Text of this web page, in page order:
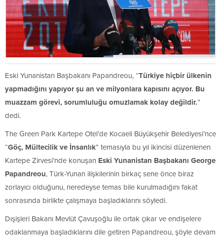
Eski Yunanistan Başbakanı Papandreou, “Türkiye hiçbir ülkenin
yapmadığını yapıyor şu an ve milyonlara kapısını açıyor. Bu
muazzam görevi, sorumluluğu omuzlamak kolay değildir.”
dedi.
The Green Park Kartepe Otel’de Kocaeli Büyükşehir Belediyesi’nce
“Göç, Mültecilik ve İnsanlık” temasıyla bu yıl ikincisi düzenlenen
Kartepe Zirvesi’nde konuşan Eski Yunanistan Başbakanı George
Papandreou, Türk-Yunan ilişkilerinin birkaç sene önce biraz
zorlayıcı olduğunu, neredeyse temas bile kurulmadığını fakat
sonrasında birlikte çalışmaya başladıklarını söyledi.
Dışişleri Bakanı Mevlüt Çavuşoğlu ile ortak çıkar ve endişelere
odaklanmaya başladıklarını dile getiren Papandreou, şöyle devam